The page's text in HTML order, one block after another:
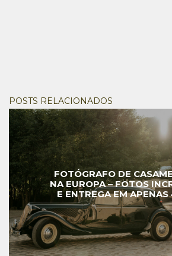
POSTS RELACIONADOS
FOTÓGRAFO DE
NA EUROPA – FOTOS
E ENTREGA EM